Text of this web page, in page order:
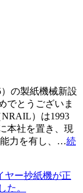
）の製紙機械新設
でとうございま
NRAIL）は1993
本社を置き、現
能力を有し、…続